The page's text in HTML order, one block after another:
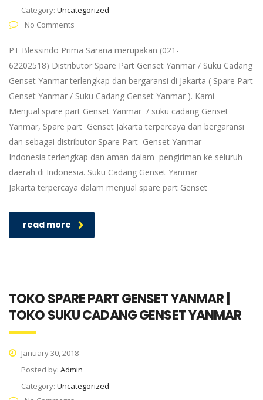
Category: Uncategorized
No Comments
PT Blessindo Prima Sarana merupakan (021-
62202518) Distributor Spare Part Genset Yanmar / Suku Cadang
Genset Yanmar terlengkap dan bergaransi di Jakarta ( Spare Part
Genset Yanmar / Suku Cadang Genset Yanmar ). Kami
Menjual spare part Genset Yanmar / suku cadang Genset
Yanmar, Spare part Genset Jakarta terpercaya dan bergaransi
dan sebagai distributor Spare Part Genset Yanmar
Indonesia terlengkap dan aman dalam pengiriman ke seluruh
daerah di Indonesia. Suku Cadang Genset Yanmar
Jakarta terpercaya dalam menjual spare part Genset
read more
TOKO SPARE PART GENSET YANMAR |
TOKO SUKU CADANG GENSET YANMAR
January 30, 2018
Posted by: Admin
Category: Uncategorized